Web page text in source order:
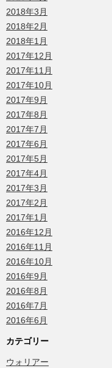
2018年3月
2018年2月
2018年1月
2017年12月
2017年11月
2017年10月
2017年9月
2017年8月
2017年7月
2017年6月
2017年5月
2017年4月
2017年3月
2017年2月
2017年1月
2016年12月
2016年11月
2016年10月
2016年9月
2016年8月
2016年7月
2016年6月
カテゴリー
ウォリアー